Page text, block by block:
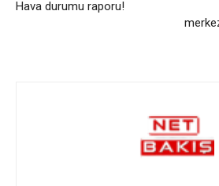
Hava durumu raporu!